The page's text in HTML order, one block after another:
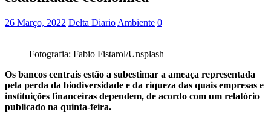
26 Março, 2022 Delta Diario Ambiente 0
Fotografia: Fabio Fistarol/Unsplash
Os bancos centrais estão a subestimar a ameaça representada
pela perda da biodiversidade e da riqueza das quais empresas e
instituições financeiras dependem, de acordo com um relatório
publicado na quinta-feira.